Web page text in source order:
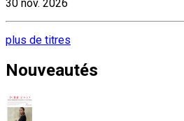
30 nov. 2026
plus de titres
Nouveautés